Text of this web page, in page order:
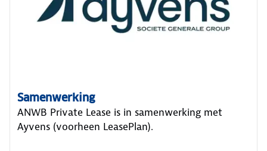
Samenwerking
ANWB Private Lease is in samenwerking met
Ayvens (voorheen LeasePlan).